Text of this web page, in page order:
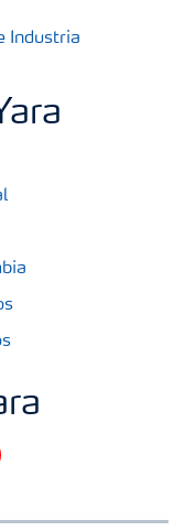
Industria